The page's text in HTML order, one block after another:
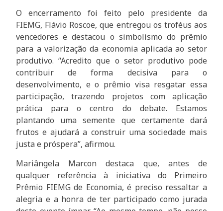
O encerramento foi feito pelo presidente da
FIEMG, Flávio Roscoe, que entregou os troféus aos
vencedores e destacou o simbolismo do prêmio
para a valorização da economia aplicada ao setor
produtivo. “Acredito que o setor produtivo pode
contribuir de forma decisiva para o
desenvolvimento, e o prêmio visa resgatar essa
participação, trazendo projetos com aplicação
prática para o centro do debate. Estamos
plantando uma semente que certamente dará
frutos e ajudará a construir uma sociedade mais
justa e próspera”, afirmou.
Mariângela Marcon destaca que, antes de
qualquer referência à iniciativa do Primeiro
Prêmio FIEMG de Economia, é preciso ressaltar a
alegria e a honra de ter participado como jurada